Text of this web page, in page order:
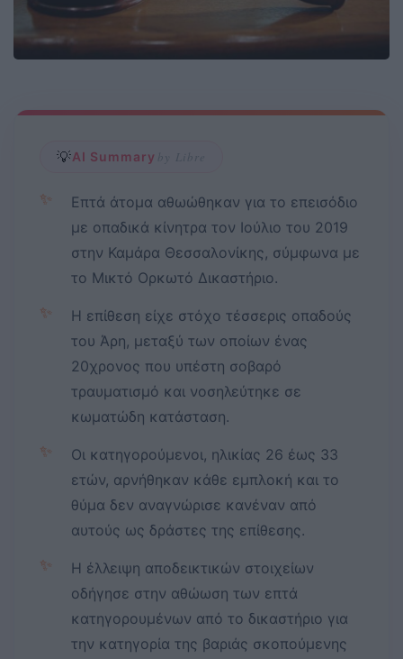
💡AI Summary by Libre
✨
Επτά άτομα αθωώθηκαν για το επεισόδιο
με οπαδικά κίνητρα τον Ιούλιο του 2019
στην Καμάρα Θεσσαλονίκης, σύμφωνα με
το Μικτό Ορκωτό Δικαστήριο.
✨
Η επίθεση είχε στόχο τέσσερις οπαδούς
του Άρη, μεταξύ των οποίων ένας
20χρονος που υπέστη σοβαρό
τραυματισμό και νοσηλεύτηκε σε
κωματώδη κατάσταση.
✨
Οι κατηγορούμενοι, ηλικίας 26 έως 33
ετών, αρνήθηκαν κάθε εμπλοκή και το
θύμα δεν αναγνώρισε κανέναν από
αυτούς ως δράστες της επίθεσης.
✨
Η έλλειψη αποδεικτικών στοιχείων
οδήγησε στην αθώωση των επτά
κατηγορουμένων από το δικαστήριο για
την κατηγορία της βαριάς σκοπούμενης